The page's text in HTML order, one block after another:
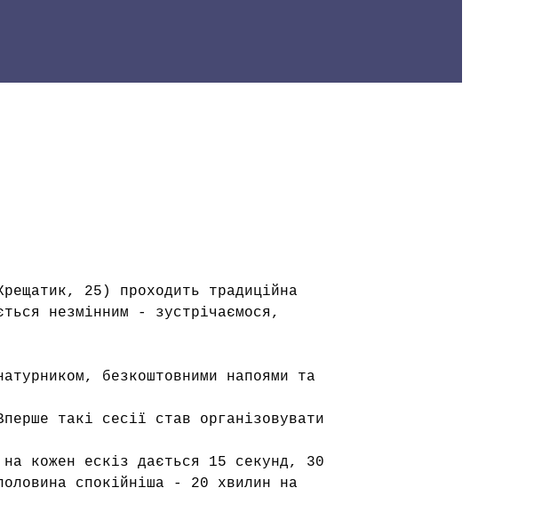
25) проходить традиційна
незмінним - зустрічаємося,
безкоштовними напоями та
такі сесії став організовувати
кожен ескіз дається 15 секунд, 30
спокійніша - 20 хвилин на